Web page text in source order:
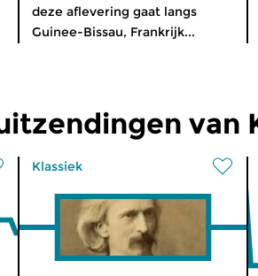
deze aflevering gaat langs
Guinee-Bissau, Frankrijk...
van
Klassiek